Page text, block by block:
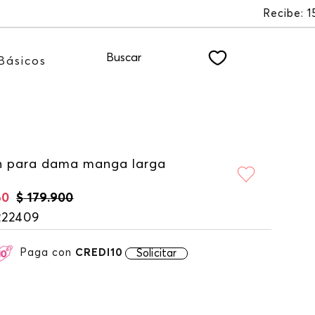
Básicos Buscar
para dama manga larga
$ 179.900
Paga con CREDI10 Solicitar